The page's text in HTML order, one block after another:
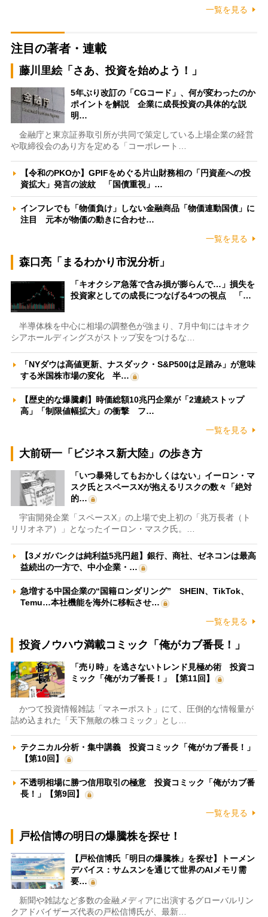
一覧を見る
注目の著者・連載
藤川里絵「さあ、投資を始めよう！」
5年ぶり改訂の「CGコード」、何が変わったのか
ポイントを解説 企業に成長投資の具体的な説
明…
金融庁と東京証券取引所が共同で策定している上場企業の経営
や取締役会のあり方を定める「コーポレート…
【令和のPKOか】GPIFをめぐる片山財務相の「円資産への投
資拡大」発言の波紋 「国債重視」…
インフレでも「物価負け」しない金融商品「物価連動国債」に
注目 元本が物価の動きに合わせ…
一覧を見る
森口亮「まるわかり市況分析」
「キオクシア急落で含み損が膨らんで…」損失を
投資家としての成長につなげる4つの視点 「…
半導体株を中心に相場の調整色が強まり、7月中旬にはキオク
シアホールディングスがストップ安をつけるな…
「NYダウは高値更新、ナスダック・S&P500は足踏み」が意味
する米国株市場の変化 半…
【歴史的な爆騰劇】時価総額10兆円企業が「2連続ストップ
高」「制限値幅拡大」の衝撃 フ…
一覧を見る
大前研一「ビジネス新大陸」の歩き方
「いつ暴発してもおかしくはない」イーロン・マ
スク氏とスペースXが抱えるリスクの数々「絶対
的…
宇宙開発企業「スペースX」の上場で史上初の「兆万長者（ト
リリオネア）」となったイーロン・マスク氏。…
【3メガバンクは純利益5兆円超】銀行、商社、ゼネコンは最高
益続出の一方で、中小企業・…
急増する中国企業の“国籍ロンダリング” SHEIN、TikTok、
Temu…本社機能を海外に移転させ…
一覧を見る
投資ノウハウ満載コミック「俺がカブ番長！」
「売り時」を逃さないトレンド見極め術 投資コ
ミック「俺がカブ番長！」【第11回】
かつて投資情報雑誌「マネーポスト」にて、圧倒的な情報量が
詰め込まれた「天下無敵の株コミック」とし…
テクニカル分析・集中講義 投資コミック「俺がカブ番長！」
【第10回】
不透明相場に勝つ信用取引の極意 投資コミック「俺がカブ番
長！」【第9回】
一覧を見る
戸松信博の明日の爆騰株を探せ！
【戸松信博氏「明日の爆騰株」を探せ】トーメン
デバイス：サムスンを通じて世界のAIメモリ需
要…
新聞や雑誌など多数の金融メディアに出演するグローバルリン
クアドバイザーズ代表の戸松信博氏が、最新…